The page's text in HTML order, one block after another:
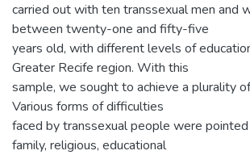
carried out with ten transsexual men and
between twenty-one and fifty-five
years old, with different levels of
Greater Recife region. With this
sample, we sought to achieve a plurality
Various forms of difficulties
faced by transsexual people were pointed
family, religious, educational